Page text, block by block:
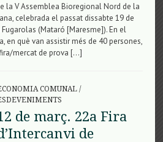
la V Assemblea Bioregional Nord de la
celebrada el passat dissabte 19 de
(Mataró [Maresme]). En el
en què van assistir més de 40 persones,
mercat de prova […]
COMUNAL/
de març. 22a Fira
de